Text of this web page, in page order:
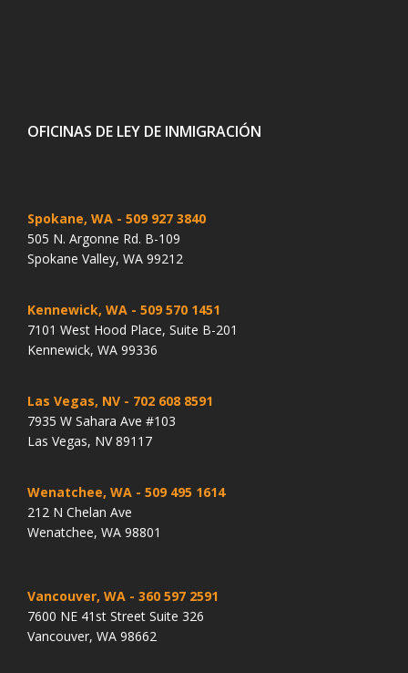
OFICINAS DE LEY DE INMIGRACIÓN
Spokane, WA - 509 927 3840
505 N. Argonne Rd. B-109
Spokane Valley, WA 99212
Kennewick, WA - 509 570 1451
7101 West Hood Place, Suite B-201
Kennewick, WA 99336
Las Vegas, NV - 702 608 8591
7935 W Sahara Ave #103
Las Vegas, NV 89117
Wenatchee, WA - 509 495 1614
212 N Chelan Ave
Wenatchee, WA 98801
Vancouver, WA - 360 597 2591
7600 NE 41st Street Suite 326
Vancouver, WA 98662